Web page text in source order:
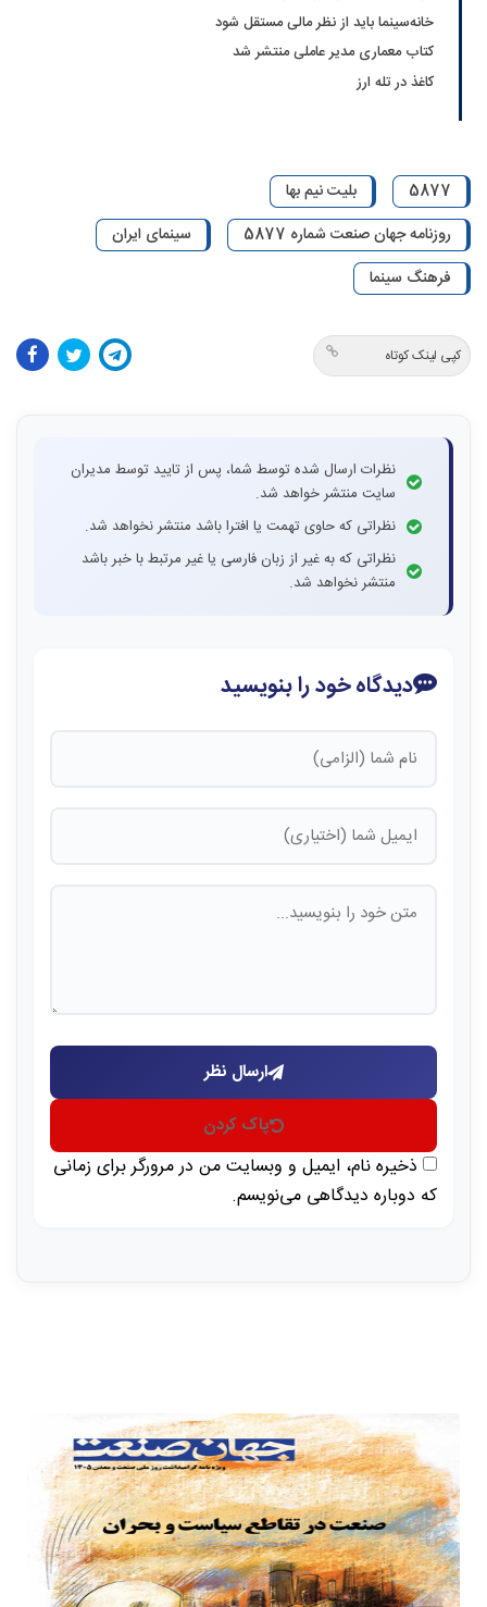
خانه‌سینما باید از نظر مالی مستقل شود
کتاب معماری مدیر عاملی منتشر شد
کاغذ در تله ارز
5877
بلیت نیم بها
روزنامه جهان صنعت شماره 5877
سینمای ایران
فرهنگ سینما
کپی لینک کوتاه
نظرات ارسال شده توسط شما، پس از تایید توسط مدیران
سایت منتشر خواهد شد.
نظراتی که حاوی تهمت یا افترا باشد منتشر نخواهد شد.
نظراتی که به غیر از زبان فارسی یا غیر مرتبط با خبر باشد
منتشر نخواهد شد.
دیدگاه خود را بنویسید
ارسال نظر
پاک کردن
ذخیره نام، ایمیل و وبسایت من در مرورگر برای زمانی
که دوباره دیدگاهی می‌نویسم.